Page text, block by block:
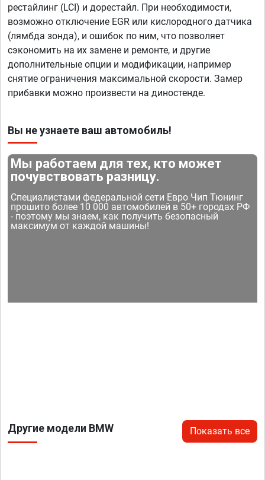
рестайлинг (LCI) и дорестайл. При необходимости,
возможно отключение EGR или кислородного датчика
(лямбда зонда), и ошибок по ним, что позволяет
сэкономить на их замене и ремонте, и другие
дополнительные опции и модификации, например
снятие ограничения максимальной скорости. Замер
прибавки можно произвести на диностенде.
Вы не узнаете ваш автомобиль!
Мы работаем для тех, кто может
почувствовать разницу.
Специалистами федеральной сети Евро Чип Тюнинг
прошито более 10 000 автомобилей в 50+ городах РФ
- поэтому мы знаем, как получить безопасный
максимум от каждой машины!
Другие модели BMW Показать все